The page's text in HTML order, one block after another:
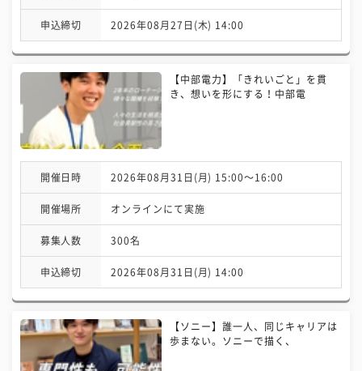
申込締切 2026年08月27日(木) 14:00
【中部電力】「きれいごと」を貫
き、想いを形にする！中部電
開催日時 2026年08月31日(月) 15:00〜16:00
開催場所 オンラインにて実施
募集人数 300名
申込締切 2026年08月31日(月) 14:00
【ソニー】誰一人、同じキャリアは
歩まない。ソニーで描く、